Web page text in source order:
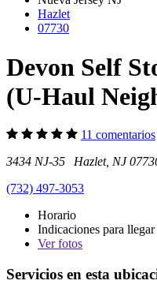
Hazlet
07730
Devon Self
(U-Haul
11 comentarios
3434 NJ-35 Hazlet, NJ
(732) 497-3053
Horario
Indicaciones para llegar
Verfotos
Servicios en esta